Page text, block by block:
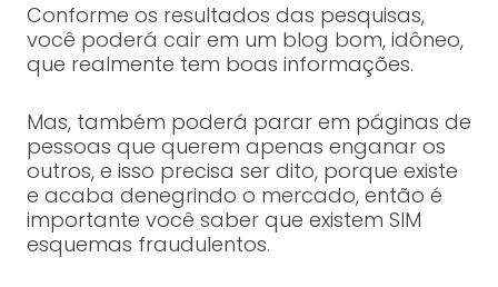
Conforme os resultados das pesquisas,
você poderá cair em um blog bom, idôneo,
que realmente tem boas informações.
Mas, também poderá parar em páginas de
pessoas que querem apenas enganar os
outros, e isso precisa ser dito, porque existe
e acaba denegrindo o mercado, então é
importante você saber que existem SIM
esquemas fraudulentos.